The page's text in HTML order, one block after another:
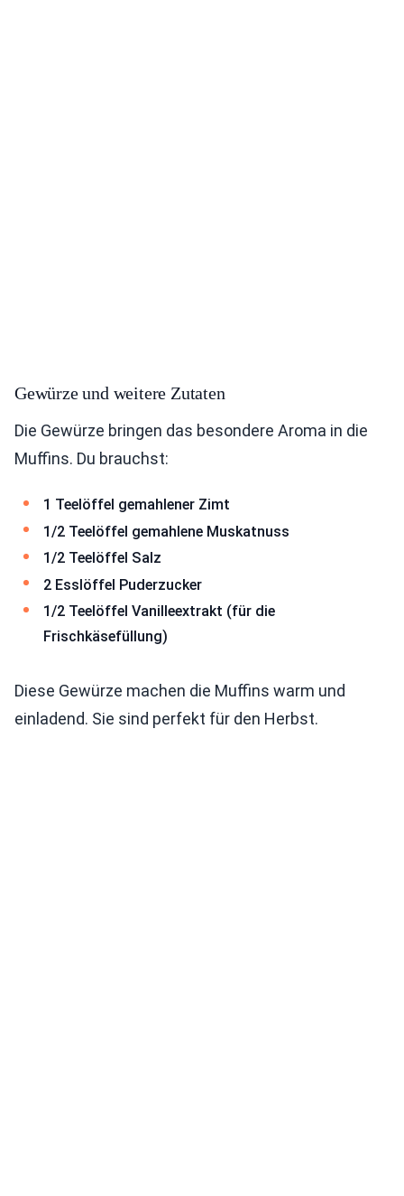
Gewürze und weitere Zutaten
Die Gewürze bringen das besondere Aroma in die
Muffins. Du brauchst:
1 Teelöffel gemahlener Zimt
1/2 Teelöffel gemahlene Muskatnuss
1/2 Teelöffel Salz
2 Esslöffel Puderzucker
1/2 Teelöffel Vanilleextrakt (für die
Frischkäsefüllung)
Diese Gewürze machen die Muffins warm und
einladend. Sie sind perfekt für den Herbst.